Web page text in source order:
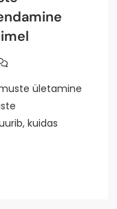
ületamine
kuidas